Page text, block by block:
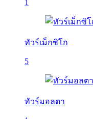
1
ทัวร์เม็กซิโก
5
ทัวร์มอลตา